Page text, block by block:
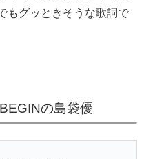
もグッときそうな歌詞で
の島袋優